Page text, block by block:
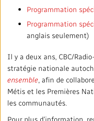
Notre approche en
Ombudsman
L'importance de la
Leadership
Syndicats et associations
Services français
Activités dans les
Équité, diversité et
Environnement
Vie privée
Accès à l'information
Bureau Valeurs et Éthique
Nos services commerciaux
Nos stations
Emplois
Partenaires et fournisseurs
RADIO-CANADA
Suivez-nous :
PLAN ET
©2024 Société
Programmation
Programmation
anglais seulement)
Il y a deux ans, CBC/
stratégie nationale
ensemble , afin de
Métis et les Premières
les communautés.
Pour plus d’information,